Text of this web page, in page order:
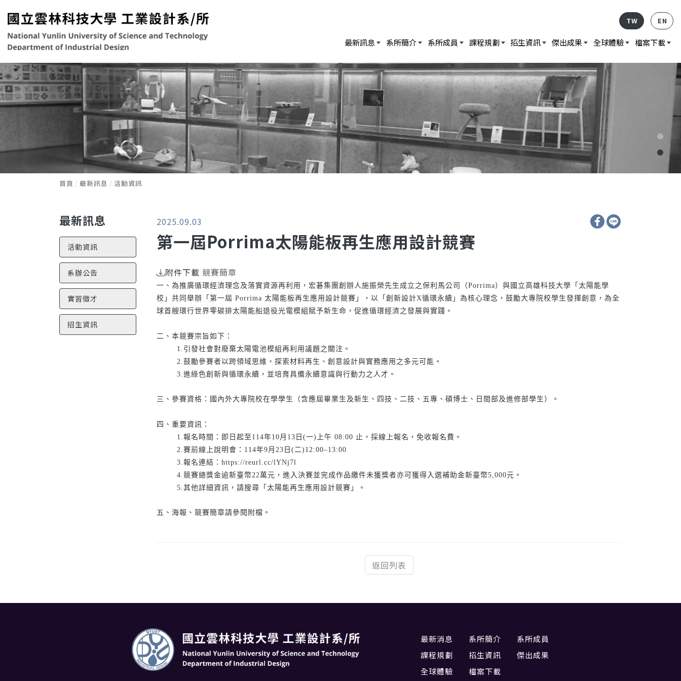
最新訊息 系所簡介 系所成員 課程規劃 招生資訊 傑出成果 全球體驗 檔案下載
TW EN
首頁 最新訊息 活動資訊
最新訊息
活動資訊
系辦公告
實習徵才
招生資訊
2025.09.03
第一屆Porrima太陽能板再生應用設計競賽
附件下載 競賽簡章
一、為推廣循環經濟理念及落實資源再利用，宏碁集團創辦人施振榮先生成立之保利馬公司（Porrima）與國立高雄科技大學「太陽能學
校」共同舉辦「第一屆 Porrima 太陽能板再生應用設計競賽」，以「創新設計X循環永續」為核心理念，鼓勵大專院校學生發揮創意，為全
球首艘環行世界零碳排太陽能船退役光電模組賦予新生命，促進循環經濟之發展與實踐。
二、本競賽宗旨如下：
1.引發社會對廢棄太陽電池模組再利用議題之關注。
2.鼓勵參賽者以跨領域思維，探索材料再生、創意設計與實務應用之多元可能。
3.進綠色創新與循環永續，並培育具備永續意識與行動力之人才。
三、參賽資格：國內外大專院校在學學生（含應屆畢業生及新生、四技、二技、五專、碩博士、日間部及進修部學生）。
四、重要資訊：
1.報名時間：即日起至114年10月13日(一)上午 08:00 止，採線上報名，免收報名費。
2.賽前線上說明會：114年9月23日(二)12:00–13:00
3.報名連結：https://reurl.cc/lYNj7l
4.競賽總獎金逾新臺幣22萬元，進入決賽並完成作品繳件未獲獎者亦可獲得入選補助金新臺幣5,000元。
5.其他詳細資訊，請搜尋「太陽能再生應用設計競賽」。
五、海報、競賽簡章請參閱附檔。
返回列表
最新消息 系所簡介
系所成員
課程規劃
招生資訊
傑出成果
全球體驗
檔案下載